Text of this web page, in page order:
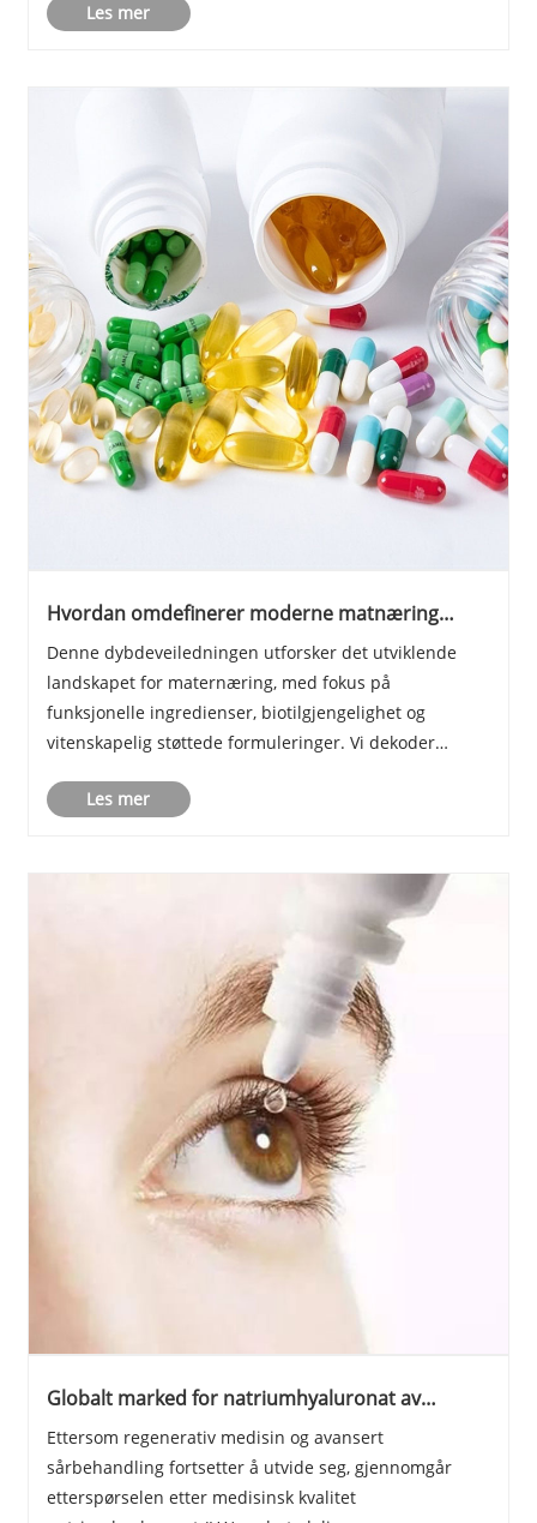
det – drikkevarer, godterier og meierivare......
Les mer
Hvordan omdefinerer moderne matnæring
Denne dybdeveiledningen utforsker det utviklende
landskapet for maternæring, med fokus på
funksjonelle ingredienser, biotilgjengelighet og
vitenskapelig støttede formuleringer. Vi dekoder
bidrar til systemisk helse, undersøker
Les mer
Globalt marked for natriumhyaluronat av
endotoksinstandarder
Ettersom regenerativ medisin og avansert
sårbehandling fortsetter å utvide seg, gjennomgår
etterspørselen etter medisinsk kvalitet